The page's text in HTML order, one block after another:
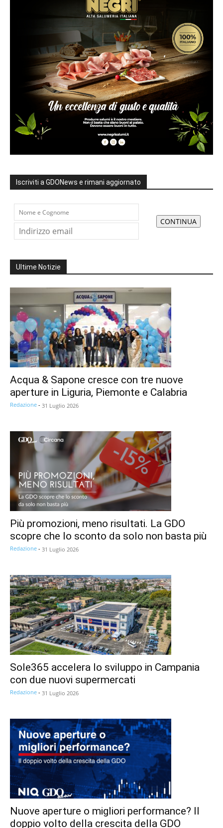
Iscriviti a GDONews e rimani aggiornato
Ultime Notizie
Acqua & Sapone cresce con tre nuove
aperture in Liguria, Piemonte e Calabria
Redazione - 31 Luglio 2026
Più promozioni, meno risultati. La GDO
scopre che lo sconto da solo non basta più
Redazione - 31 Luglio 2026
Sole365 accelera lo sviluppo in Campania
con due nuovi supermercati
Redazione - 31 Luglio 2026
Nuove aperture o migliori performance? Il
doppio volto della crescita della GDO